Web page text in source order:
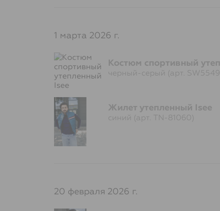
1 марта 2026 г.
Костюм спортивный
черный-серый (арт.
Жилет утепленный Isee
синий (арт. TN-81060)
20 февраля 2026 г.